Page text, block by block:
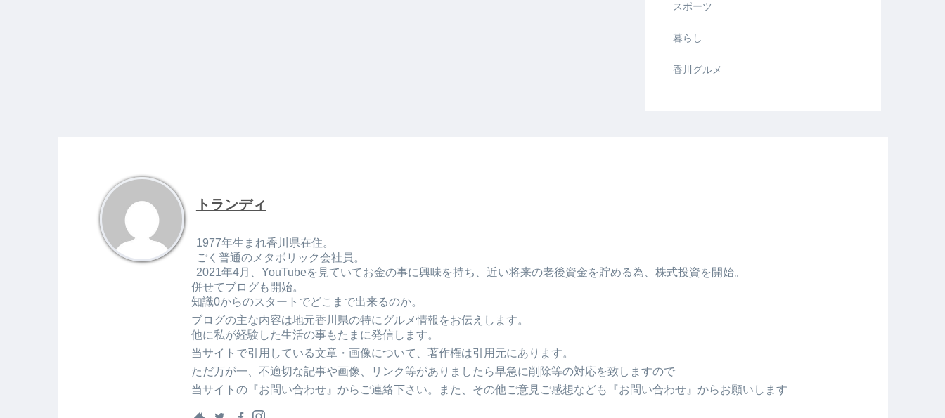
スポーツ
暮らし
香川グルメ
トランディ
1977年生まれ香川県在住。
ごく普通のメタボリック会社員。
2021年4月、YouTubeを見ていてお金の事に興味を持ち、近い将来の老後資金を貯める為、株式投資を開始。
併せてブログも開始。
知識0からのスタートでどこまで出来るのか。
ブログの主な内容は地元香川県の特にグルメ情報をお伝えします。
他に私が経験した生活の事もたまに発信します。
当サイトで引用している文章・画像について、著作権は引用元にあります。
ただ万が一、不適切な記事や画像、リンク等がありましたら早急に削除等の対応を致しますので
当サイトの『お問い合わせ』からご連絡下さい。また、その他ご意見ご感想なども『お問い合わせ』からお願いします